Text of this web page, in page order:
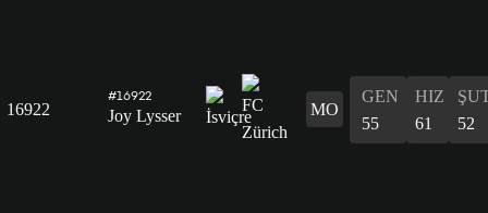
16922
#16922
Joy Lysser MO
GEN
55
HIZ
61
52